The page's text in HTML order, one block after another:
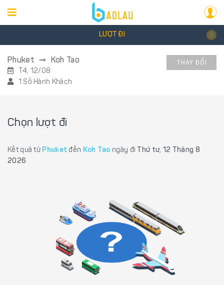
LƯỢT ĐI
Phuket Koh Tao
T4, 12/08
1 Số Hành Khách
THAY ĐỔI
Chọn lượt đi
Kết quả từ Phuket đến Koh Tao ngày đi Thứ tư, 12 Tháng 8
2026